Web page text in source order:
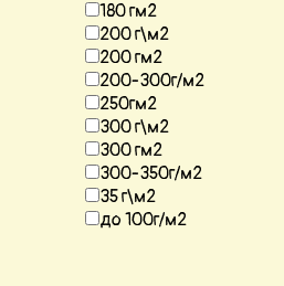
180 гм2
200 г\м2
200 гм2
200-300г/м2
250гм2
300 г\м2
300 гм2
300-350г/м2
35 г\м2
до 100г/м2